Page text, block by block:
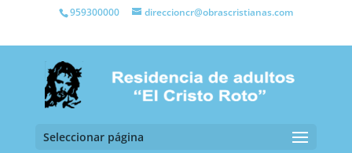
959300000 direccioncr@obrascristianas.com
Seleccionar página